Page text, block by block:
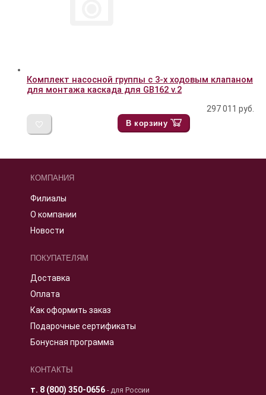
Комплект насосной группы c 3-х ходовым клапаном
для монтажа каскада для GB162 v.2
297 011 руб.
В корзину
КОМПАНИЯ
Филиалы
О компании
Новости
ПОКУПАТЕЛЯМ
Доставка
Оплата
Как оформить заказ
Подарочные сертификаты
Бонусная программа
КОНТАКТЫ
т. 8 (800) 350-0656- для России